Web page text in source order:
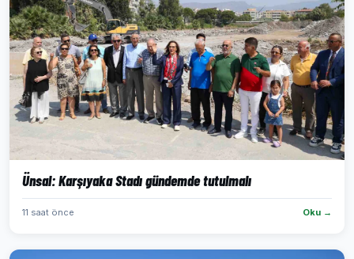
Ünsal: Karşıyaka Stadı gündemde tutulmalı
11 saat önce Oku →